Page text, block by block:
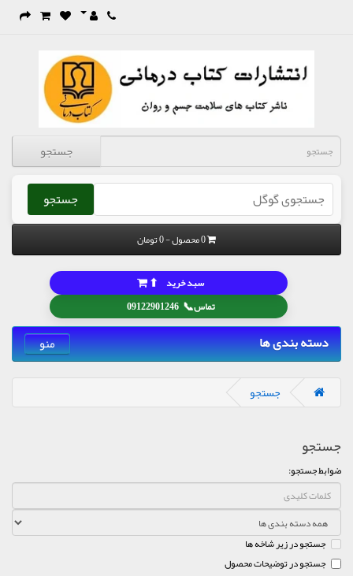
جستجو
جستجو
0 محصول - 0 تومان
تماس📞
09122901246
سبد خرید ⬆
دسته بندی ها منو
جستجو
جستجو
ضوابط جستجو:
جستجو در زیر شاخه ها
جستجو در توضیحات محصول